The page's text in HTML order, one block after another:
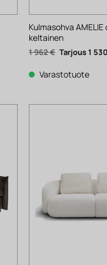
Kulmasohva AMELIE
keltainen
1 962€ Alkuperäinen
hinta
1
962 €.
1
Varastotuote